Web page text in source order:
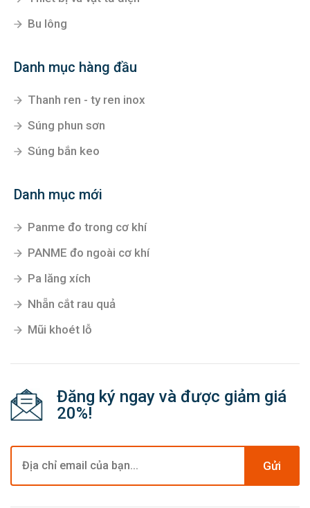
Bu lông
Danh mục hàng đầu
Thanh ren - ty ren inox
Súng phun sơn
Súng bắn keo
Danh mục mới
Panme đo trong cơ khí
PANME đo ngoài cơ khí
Pa lăng xích
Nhẵn cắt rau quả
Mũi khoét lỗ
Đăng ký ngay và được giảm giá
20%!
Gửi